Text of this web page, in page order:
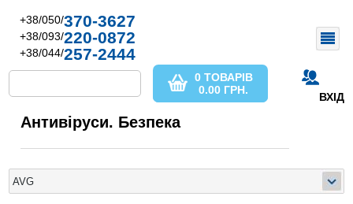
+38/050/370-3627
+38/093/220-0872
+38/044/257-2444
ВХІД
0 ТОВАРІВ
0.00 ГРН.
Антивіруси. Безпека